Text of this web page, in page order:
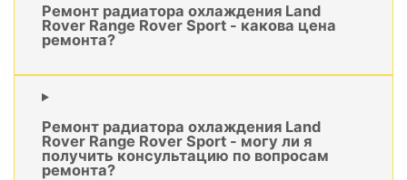
Ремонт радиатора охлаждения Land
Rover Range Rover Sport - какова цена
ремонта?
Ремонт радиатора охлаждения Land
Rover Range Rover Sport - могу ли я
получить консультацию по вопросам
ремонта?